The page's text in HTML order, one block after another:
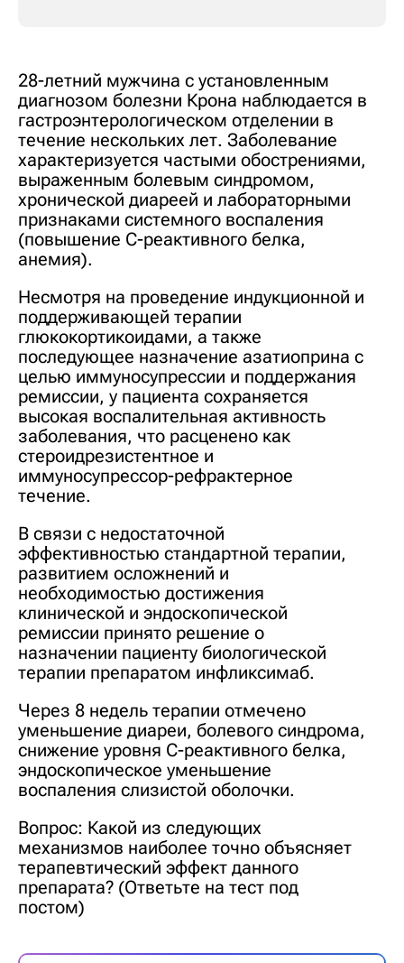
28-летний мужчина с установленным
диагнозом болезни Крона наблюдается в
гастроэнтерологическом отделении в
течение нескольких лет. Заболевание
характеризуется частыми обострениями,
выраженным болевым синдромом,
хронической диареей и лабораторными
признаками системного воспаления
(повышение С-реактивного белка,
анемия).
Несмотря на проведение индукционной и
поддерживающей терапии
глюкокортикоидами, а также
последующее назначение азатиоприна с
целью иммуносупрессии и поддержания
ремиссии, у пациента сохраняется
высокая воспалительная активность
заболевания, что расценено как
стероидрезистентное и
иммуносупрессор-рефрактерное
течение.
В связи с недостаточной
эффективностью стандартной терапии,
развитием осложнений и
необходимостью достижения
клинической и эндоскопической
ремиссии принято решение о
назначении пациенту биологической
терапии препаратом инфликсимаб.
Через 8 недель терапии отмечено
уменьшение диареи, болевого синдрома,
снижение уровня С-реактивного белка,
эндоскопическое уменьшение
воспаления слизистой оболочки.
Вопрос: Какой из следующих
механизмов наиболее точно объясняет
терапевтический эффект данного
препарата? (Ответьте на тест под
постом)